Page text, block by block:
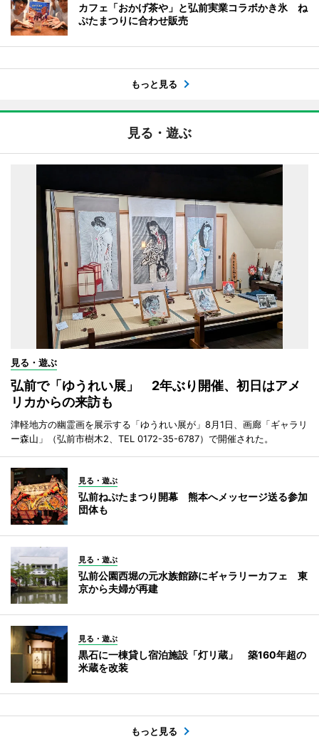
カフェ「おかげ茶や」と弘前実業コラボかき氷 ね
ぷたまつりに合わせ販売
もっと見る
見る・遊ぶ
見る・遊ぶ
弘前で「ゆうれい展」 2年ぶり開催、初日はアメ
リカからの来訪も
津軽地方の幽霊画を展示する「ゆうれい展が」8月1日、画廊「ギャラリ
ー森山」（弘前市樹木2、TEL 0172-35-6787）で開催された。
見る・遊ぶ
弘前ねぷたまつり開幕 熊本へメッセージ送る参加
団体も
見る・遊ぶ
弘前公園西堀の元水族館跡にギャラリーカフェ 東
京から夫婦が再建
見る・遊ぶ
黒石に一棟貸し宿泊施設「灯リ蔵」 築160年超の
米蔵を改装
もっと見る